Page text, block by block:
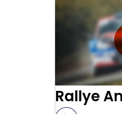
Rallye